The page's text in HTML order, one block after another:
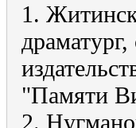
1.
"Памяти
2.